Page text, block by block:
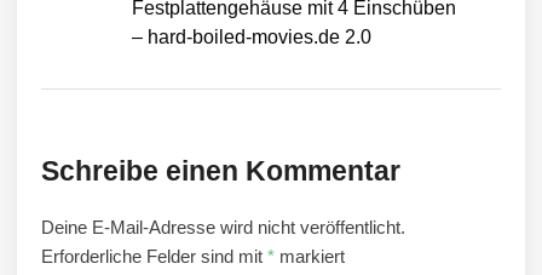
Festplattengehäuse mit 4 Einschüben
– hard-boiled-movies.de 2.0
Schreibe einen Kommentar
Deine E-Mail-Adresse wird nicht veröffentlicht.
Erforderliche Felder sind mit * markiert